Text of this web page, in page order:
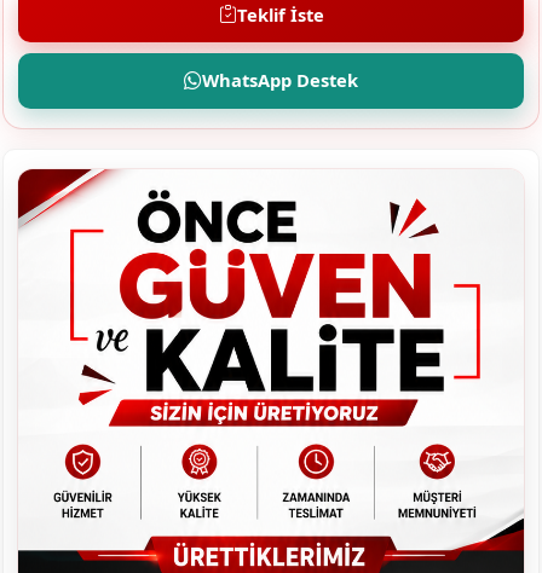
Teklif İste
WhatsApp Destek